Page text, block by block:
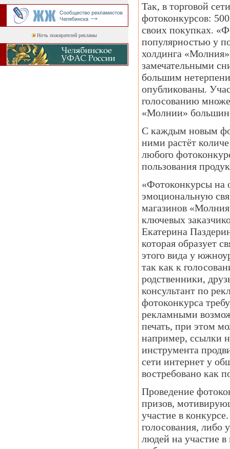
Ночь пожирателей рекламы
Так, в торговой
фотоконкурсов:
своих покупках.
популярностью у
холдинга
замечательными
большим
опубликованы.
голосованию
«Молнии»
С каждым новым
ними растёт
любого
пользования
«Фотоконкурсы на
эмоциональную
магазинов
ключевых
Екатерина
которая образует
этого вида у
так как к
родственники,
консультант по
фотоконкурса
рекламными
печать, при этом
например, ссылки
инструмента
сети интернет у
востребовано как
Проведение
призов,
участие в
голосования, либо
людей на участие